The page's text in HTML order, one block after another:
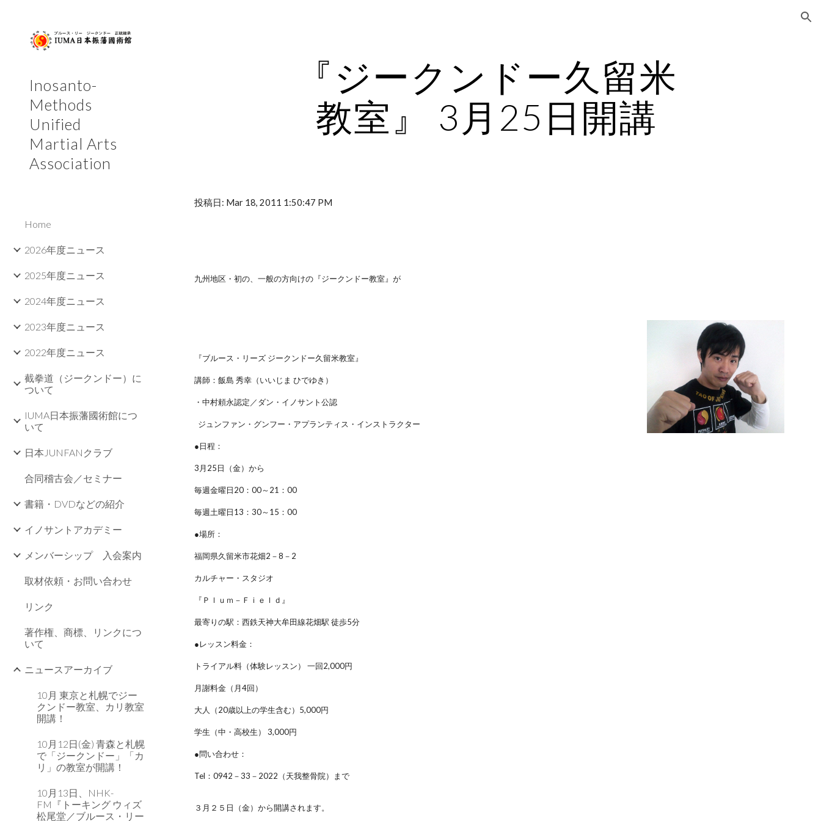
Inosanto-
Methods
Unified
Martial Arts
Association
Home
2026年度ニュース
2025年度ニュース
2024年度ニュース
2023年度ニュース
2022年度ニュース
截拳道（ジークンドー）に
ついて
IUMA日本振藩國術館につ
いて
日本JUNFANクラブ
合同稽古会／セミナー
書籍・DVDなどの紹介
イノサントアカデミー
メンバーシップ 入会案内
取材依頼・お問い合わせ
リンク
著作権、商標、リンクにつ
いて
ニュースアーカイブ
10月 東京と札幌でジー
クンドー教室、カリ教室
開講！
10月12日(金) 青森と札幌
で「ジークンドー」「カ
リ」の教室が開講！
10月13日、NHK-
FM『トーキング ウィズ
松尾堂／ブルース・リー
『ジークンドー久留米
教室』 3月25日開講
投稿日: Mar 18, 2011 1:50:47 PM
九州地区・初の、一般の方向けの『ジークンドー教室』が
『ブルース・リーズ ジークンドー久留米教室』
講師：飯島 秀幸（いいじま ひでゆき）
・中村頼永認定／ダン・イノサント公認
ジュンファン・グンフー・アプランティス・インストラクター
●日程：
3月25日（金）から
毎週金曜日20：00～21：00
毎週土曜日13：30～15：00
●場所：
福岡県久留米市花畑2－8－2
カルチャー・スタジオ
『Ｐｌｕｍ－Ｆｉｅｌｄ』
最寄りの駅：西鉄天神大牟田線花畑駅 徒歩5分
●レッスン料金：
トライアル料（体験レッスン） 一回2,000円
月謝料金（月4回）
大人（20歳以上の学生含む）5,000円
学生（中・高校生） 3,000円
●問い合わせ：
Tel：0942－33－2022（天我整骨院）まで
３月２５日（金）から開講されます。